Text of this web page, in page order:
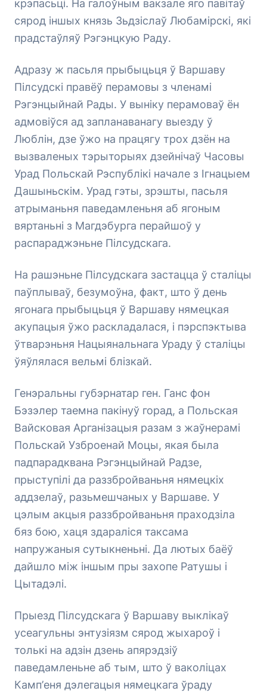
крэпасьці. На галоўным вакзале яго павітаў
сярод іншых князь Зьдзіслаў Любамірскі, які
прадстаўляў Рэгэнцкую Раду.
Адразу ж пасьля прыбыцьця ў Варшаву
Пілсудскі правёў перамовы з членамі
Рэгэнцыйнай Рады. У выніку перамоваў ён
адмовіўся ад запланаванагу выезду ў
Люблін, дзе ўжо на працягу трох дзён на
вызваленых тэрыторыях дзейнічаў Часовы
Урад Польскай Рэспублікі начале з Ігнацыем
Дашыньскім. Урад гэты, зрэшты, пасьля
атрыманьня паведамленьня аб ягоным
вяртаньні з Магдэбурга перайшоў у
распараджэньне Пілсудскага.
На рашэньне Пілсудскага застацца ў сталіцы
паўплываў, безумоўна, факт, што ў день
ягонага прыбыцьця ў Варшаву нямецкая
акупацыя ўжо раскладалася, і пэрспэктыва
ўтварэньня Нацыянальнага Ураду ў сталіцы
ўяўлялася вельмі блізкай.
Генэральны губэрнатар ген. Ганс фон
Бэзэлер таемна пакінуў горад, а Польская
Вайсковая Арганізацыя разам з жаўнерамі
Польскай Узброенай Моцы, якая была
падпарадквана Рэгэнцыйнай Радзе,
прыступілі да раззбройваньня нямецкіх
аддзелаў, разьмешчаных у Варшаве. У
цэлым акцыя раззбройваньня праходзіла
бяз бою, хаця здараліся таксама
напружаныя сутыкненьні. Да лютых баёў
дайшло між іншым пры захопе Ратушы і
Цытадэлі.
Прыезд Пілсудскага ў Варшаву выклікаў
усеагульны энтузіязм сярод жыхароў і
толькі на адзін дзень апярэдзіў
паведамленьне аб тым, што ў ваколіцах
Камп’еня дэлегацыя нямецкага ўраду